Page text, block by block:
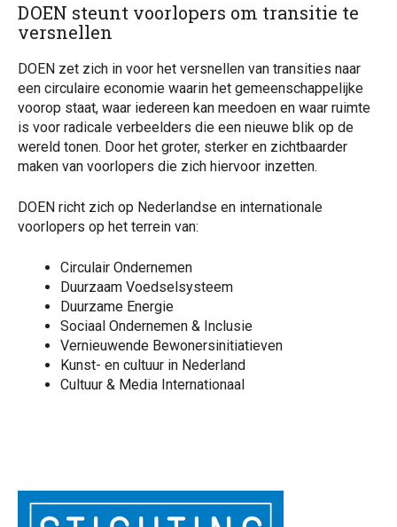
DOEN steunt voorlopers om transitie te
versnellen
DOEN zet zich in voor het versnellen van transities naar
een circulaire economie waarin het gemeenschappelijke
voorop staat, waar iedereen kan meedoen en waar ruimte
is voor radicale verbeelders die een nieuwe blik op de
wereld tonen. Door het groter, sterker en zichtbaarder
maken van voorlopers die zich hiervoor inzetten.
DOEN richt zich op Nederlandse en internationale
voorlopers op het terrein van:
Circulair Ondernemen
Duurzaam Voedselsysteem
Duurzame Energie
Sociaal Ondernemen & Inclusie
Vernieuwende Bewonersinitiatieven
Kunst- en cultuur in Nederland
Cultuur & Media Internationaal